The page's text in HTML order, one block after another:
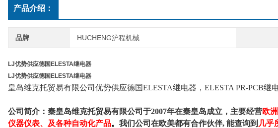
产品介绍：
品牌 HUCHENG沪程机械
LJ优势供应德国ELESTA继电器
LJ优势供应德国ELESTA继电器
皇岛维克托贸易有限公司优势供应德国ELESTA继电器， ELESTA PR-PCB继
公司简介：秦皇岛维克托贸易有限公司于2007年在秦皇岛成立， 主要经营欧
仪器仪表、及各种自动化产品。 我们公司在欧美都有合作伙伴, 能查询到 几乎